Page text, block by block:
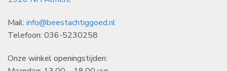
Mail: info@beestachtiggoed.nl
Telefoon: 036-5230258
Onze winkel openingstijden: